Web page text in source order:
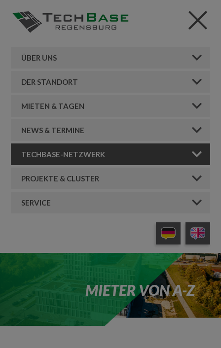
ÜBER UNS
DER STANDORT
MIETEN & TAGEN
NEWS & TERMINE
TECHBASE-NETZWERK
PROJEKTE & CLUSTER
SERVICE
MIETER VON A-Z